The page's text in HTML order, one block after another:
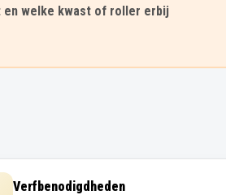
welke kwast of roller erbij
Verfbenodigdheden